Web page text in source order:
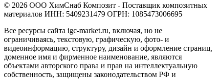
© 2026 ООО ХимСнаб Композит - Поставщик композитных
материалов ИНН: 5409231479 ОГРН: 1085473006695
Все ресурсы сайта igc-market.ru, включая, но не
ограничиваясь, текстовую, графическую, фото- и
видеоинформацию, структуру, дизайн и оформление страниц,
доменное имя и фирменное наименование, являются
объектами авторского права и прав на интеллектуальную
собственность, защищены законодательством РФ и